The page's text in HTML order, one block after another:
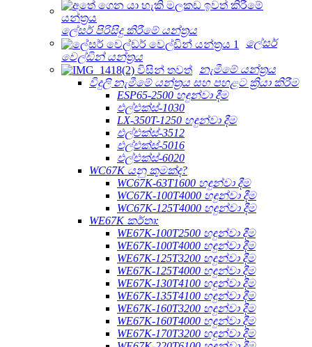
ලේසර් පිරිසිදු කිරීමේ යන්ත්‍රය
ලේසර්
වෙල්ඩින් යන්ත්‍රය
නැමීමේ යන්ත්‍රය
විදුලි නැමීමේ යන්ත්‍රය සහ පහළට ක්‍රියා කිරීම
ESP65-2500 හඳුන්වා දීම
එල්එක්ස්-1030
LX-350T-1250 හඳුන්වා දීම
එල්එක්ස්-3512
එල්එක්ස්-5016
එල්එක්ස්-6020
WC67K යනු කුමක්ද?
WC67K-63T1600 හඳුන්වා දීම
WC67K-100T4000 හඳුන්වා දීම
WC67K-125T4000 හඳුන්වා දීම
WE67K කර්තෘ:
WE67K-100T2500 හඳුන්වා දීම
WE67K-100T4000 හඳුන්වා දීම
WE67K-125T3200 හඳුන්වා දීම
WE67K-125T4000 හඳුන්වා දීම
WE67K-130T4100 හඳුන්වා දීම
WE67K-135T4100 හඳුන්වා දීම
WE67K-160T3200 හඳුන්වා දීම
WE67K-160T4000 හඳුන්වා දීම
WE67K-170T3200 හඳුන්වා දීම